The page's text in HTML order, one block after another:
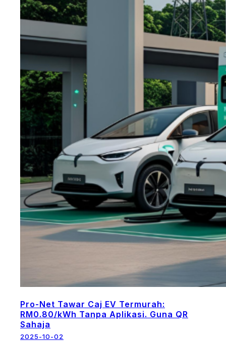
Pro-Net Tawar Caj EV Termurah:
RM0.80/kWh Tanpa Aplikasi. Guna QR
Sahaja
2025-10-02